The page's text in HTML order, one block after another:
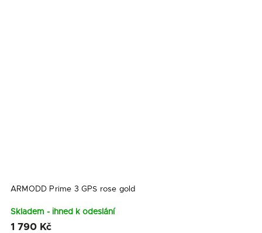
ARMODD Prime 3 GPS rose gold
Skladem - ihned k odeslání
1 790 Kč